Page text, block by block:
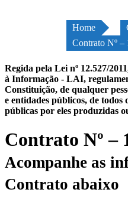
Home
Contrato Nº –
Regida pela Lei nº 12.527/
à Informação - LAI,
Constituição, de qualquer
e entidades públicos, de todos
públicas por eles produzidas
Contrato Nº –
Acompanhe as
Contrato abaixo